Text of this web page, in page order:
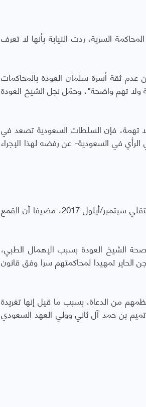
السرية، ردت النيابة بأنها لا تعرف
عدم ثقة أسرة سلمان العودة بالمحاكمات
تهم واضحة"، وحمّل نجل الشيخ العودة
اعتقال الشيخ العودة بلا تهمة، فإن السلطات السعودية تصعد في
في السعودية- عن رفضه لهذا الإجراء
ونشر الحساب تغريدة أخرى قال فيه إن محاكمات سرية انطلقت بحق عدد من معتقلي سبتمبر/أيلول 2017، مضيفا أن القمع
الشيخ العودة بسبب الإهمال الطبي،
تمهيدا لمحاكمتهم سرا وفق قانون
مع عشرين شخصية أخرى معظمهم من الدعاة، بسبب ما قيل إنها تغريدة
تميم بن حمد آل ثاني وولي العهد السعودي